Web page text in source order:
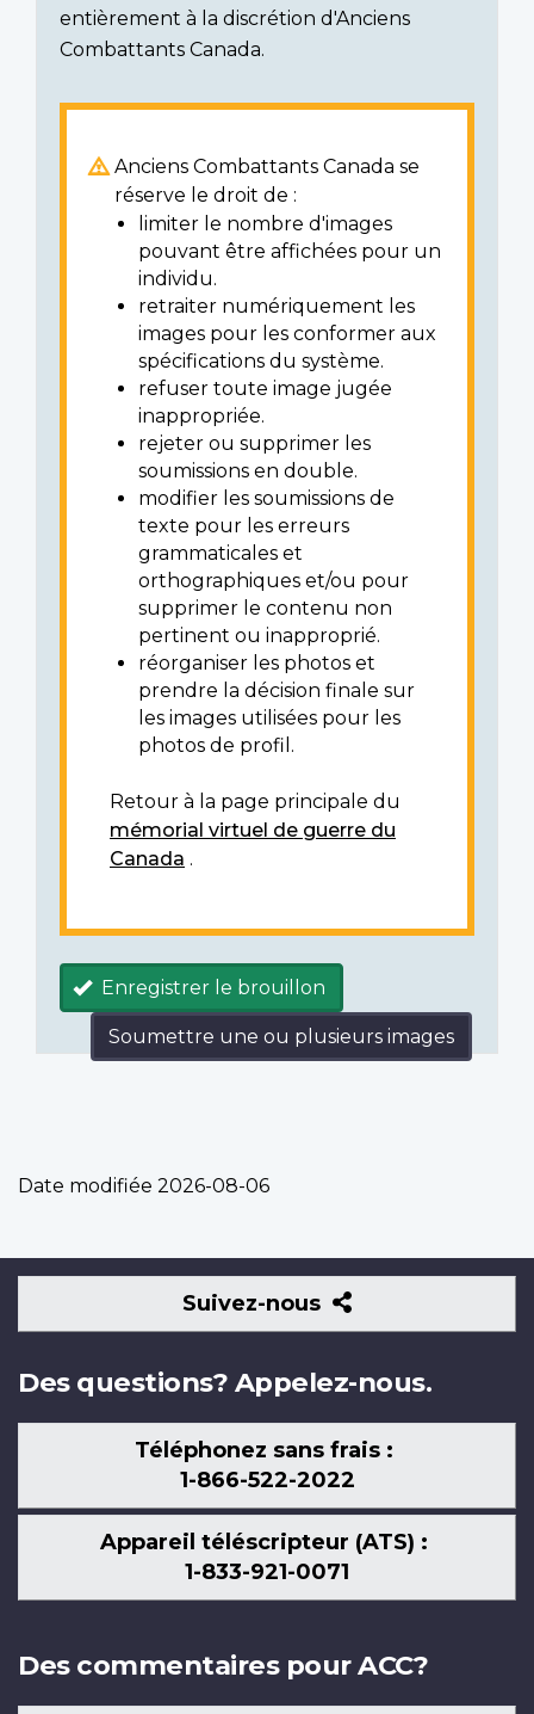
entièrement à la discrétion d'Anciens
Combattants Canada.
Anciens Combattants Canada se
réserve le droit de :
limiter le nombre d'images
pouvant être affichées pour un
individu.
retraiter numériquement les
images pour les conformer aux
spécifications du système.
refuser toute image jugée
inappropriée.
rejeter ou supprimer les
soumissions en double.
modifier les soumissions de
texte pour les erreurs
grammaticales et
orthographiques et/ou pour
supprimer le contenu non
pertinent ou inapproprié.
réorganiser les photos et
prendre la décision finale sur
les images utilisées pour les
photos de profil.
Retour à la page principale du
mémorial virtuel de guerre du
Canada .
Enregistrer le brouillon
Soumettre une ou plusieurs images
Date modifiée 2026-08-06
Suivez-nous
Suivez-
nous
Des questions? Appelez-nous.
Téléphonez sans frais :
1-866-522-2022
Appareil téléscripteur (ATS) :
1-833-921-0071
Des commentaires pour ACC?